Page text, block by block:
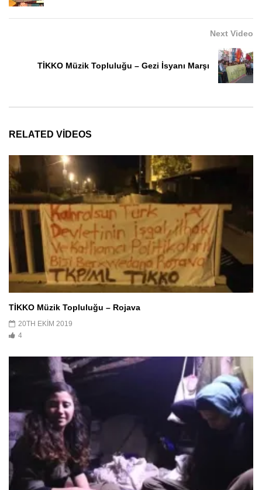
Next Video
TİKKO Müzik Topluluğu – Gezi İsyanı Marşı
RELATED VIDEOS
TİKKO Müzik Topluluğu – Rojava
20TH EKIM 2019
4